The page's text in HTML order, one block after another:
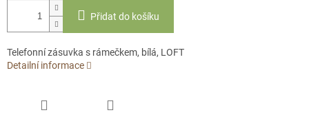
Přidat do košíku
Telefonní zásuvka s rámečkem, bílá, LOFT
Detailní informace